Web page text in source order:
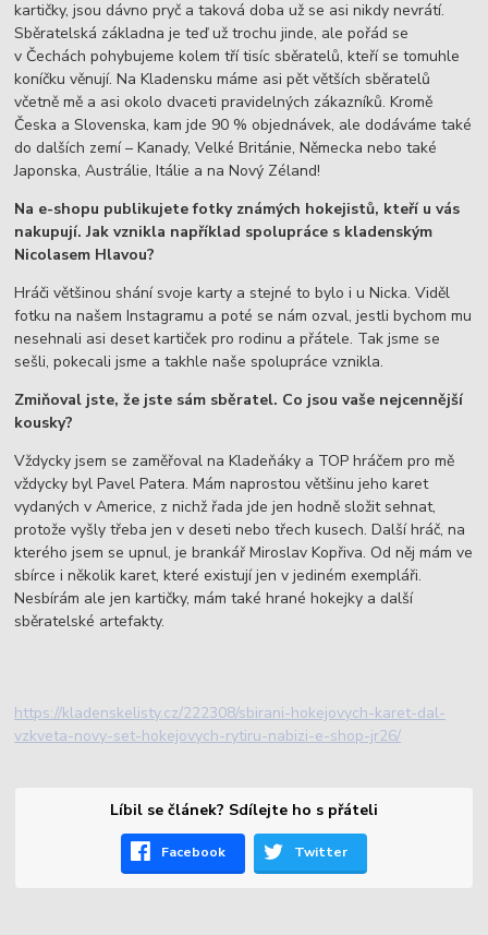
kartičky, jsou dávno pryč a taková doba už se asi nikdy nevrátí.
Sběratelská základna je teď už trochu jinde, ale pořád se
v Čechách pohybujeme kolem tří tisíc sběratelů, kteří se tomuhle
koníčku věnují. Na Kladensku máme asi pět větších sběratelů
včetně mě a asi okolo dvaceti pravidelných zákazníků. Kromě
Česka a Slovenska, kam jde 90 % objednávek, ale dodáváme také
do dalších zemí – Kanady, Velké Británie, Německa nebo také
Japonska, Austrálie, Itálie a na Nový Zéland!
Na e-shopu publikujete fotky známých hokejistů, kteří u vás
nakupují. Jak vznikla například spolupráce s kladenským
Nicolasem Hlavou?
Hráči většinou shání svoje karty a stejné to bylo i u Nicka. Viděl
fotku na našem Instagramu a poté se nám ozval, jestli bychom mu
nesehnali asi deset kartiček pro rodinu a přátele. Tak jsme se
sešli, pokecali jsme a takhle naše spolupráce vznikla.
Zmiňoval jste, že jste sám sběratel. Co jsou vaše nejcennější
kousky?
Vždycky jsem se zaměřoval na Kladeňáky a TOP hráčem pro mě
vždycky byl Pavel Patera. Mám naprostou většinu jeho karet
vydaných v Americe, z nichž řada jde jen hodně složit sehnat,
protože vyšly třeba jen v deseti nebo třech kusech. Další hráč, na
kterého jsem se upnul, je brankář Miroslav Kopřiva. Od něj mám ve
sbírce i několik karet, které existují jen v jediném exempláři.
Nesbírám ale jen kartičky, mám také hrané hokejky a další
sběratelské artefakty.
https://kladenskelisty.cz/222308/sbirani-hokejovych-karet-dal-
vzkveta-novy-set-hokejovych-rytiru-nabizi-e-shop-jr26/
Líbil se článek? Sdílejte ho s přáteli
Facebook Twitter